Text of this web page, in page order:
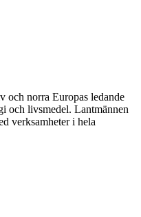
och norra Europas ledande
och livsmedel. Lantmännen
verksamheter i hela